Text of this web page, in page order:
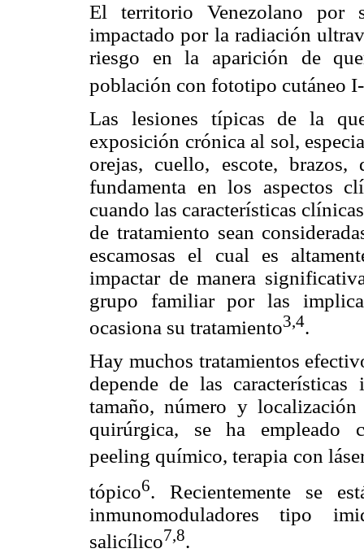
El territorio Venezolano por
impactado por la radiación
riesgo en la aparición de
población con fototipo cutáneo
Las lesiones típicas de la
exposición crónica al sol,
orejas, cuello, escote,
fundamenta en los aspectos
cuando las características
de tratamiento sean
escamosas el cual es
impactar de manera
grupo familiar por las
ocasiona su tratamiento3,4.
Hay muchos tratamientos
depende de las
tamaño, número y
quirúrgica, se ha empleado
peeling químico, terapia con
tópico6. Recientemente se
inmunomoduladores tipo
salicílico7,8.